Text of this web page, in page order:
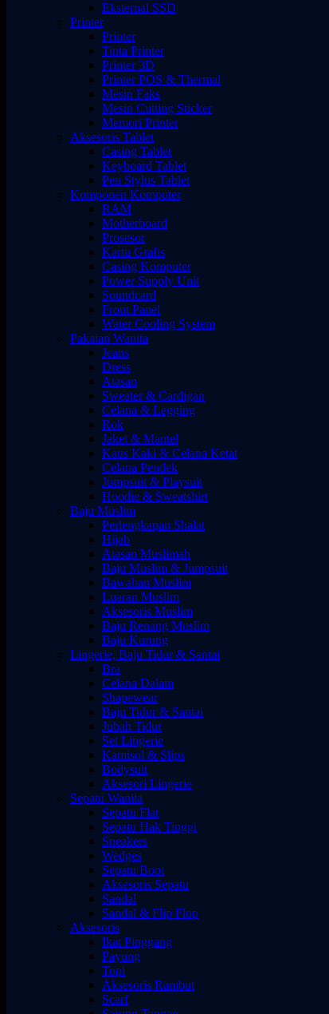
Eksternal SSD
Printer
Printer
Tinta Printer
Printer 3D
Printer POS & Thermal
Mesin Faks
Mesin Cutting Sticker
Memori Printer
Aksesoris Tablet
Casing Tablet
Keyboard Tablet
Pen Stylus Tablet
Komponen Komputer
RAM
Motherboard
Prosesor
Kartu Grafis
Casing Komputer
Power Supply Unit
Soundcard
Front Panel
Water Cooling System
Pakaian Wanita
Jeans
Dress
Atasan
Sweater & Cardigan
Celana & Legging
Rok
Jaket & Mantel
Kaus Kaki & Celana Ketat
Celana Pendek
Jumpsuit & Playsuit
Hoodie & Sweatshirt
Baju Muslim
Perlengkapan Shalat
Hijab
Atasan Muslimah
Baju Muslim & Jumpsuit
Bawahan Muslim
Luaran Muslim
Aksesoris Muslim
Baju Renang Muslim
Baju Kurung
Lingerie, Baju Tidur & Santai
Bra
Celana Dalam
Shapewear
Baju Tidur & Santai
Jubah Tidur
Set Lingerie
Kamisol & Slips
Bodysuit
Aksesori Lingerie
Sepatu Wanita
Sepatu Flat
Sepatu Hak Tinggi
Sneakers
Wedges
Sepatu Boot
Aksesoris Sepatu
Sandal
Sandal & Flip Flop
Aksesoris
Ikat Pinggang
Payung
Topi
Aksesoris Rambut
Scarf